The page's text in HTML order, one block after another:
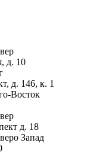
д. 10
д. 146, к. 1
Восток
д. 18
Запад